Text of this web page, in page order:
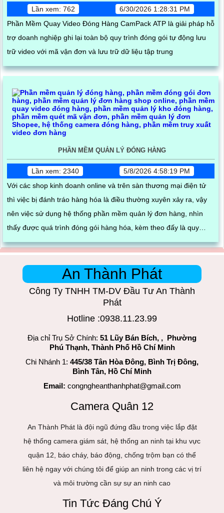
Lần xem: 762
6/30/2026 1:28:31 PM
Phần Mềm Quay Video Đóng Hàng CamPack ATP là giải pháp hỗ
trợ doanh nghiệp ghi lại toàn bộ quy trình đóng gói tự động lưu
trữ video với mã vận đơn và lưu trữ dữ liệu tập trung
PHẦN MỀM QUẢN LÝ ĐÓNG HÀNG
Lần xem: 2340
5/8/2026 4:58:19 PM
Với các shop kinh doanh online và trên sàn thương mại điện tử
thì việc bị đánh tráo hàng hóa là điều thường xuyên xảy ra, vậy
nên việc sử dụng hệ thống phần mềm quản lý đơn hàng, nhìn
thấy được quá trình đóng gói hàng hóa, kèm theo đấy là quy
trình đóng gói cũng được ghi lại một cách dễ dàng
An Thành Phát
Công Ty TNHH TM-DV Đầu Tư An Thành
Phát
Hotline :0938.11.23.99
Địa chỉ Trụ Sở Chính: 51 Lũy Bán Bích, , Phường
Phú Thạnh, Thành Phố Hồ Chí Minh
Chi Nhánh 1: 445/38 Tân Hòa Đông, Bình Trị Đông,
Bình Tân, Hồ Chí Minh
Email: congngheanthanhphat@gmail.com
Camera Quân 12
An Thành Phát là đội ngũ đứng đầu trong việc lắp đặt
hệ thống camera giám sát, hệ thống an ninh tại khu vực
quận 12, báo cháy, báo động, chống trộm bạn có thể
liên hệ ngay với chúng tôi để giúp an ninh trong các vị trí
và môi trường cần sự sự an ninh cao
Tin Tức Đáng Chú Ý